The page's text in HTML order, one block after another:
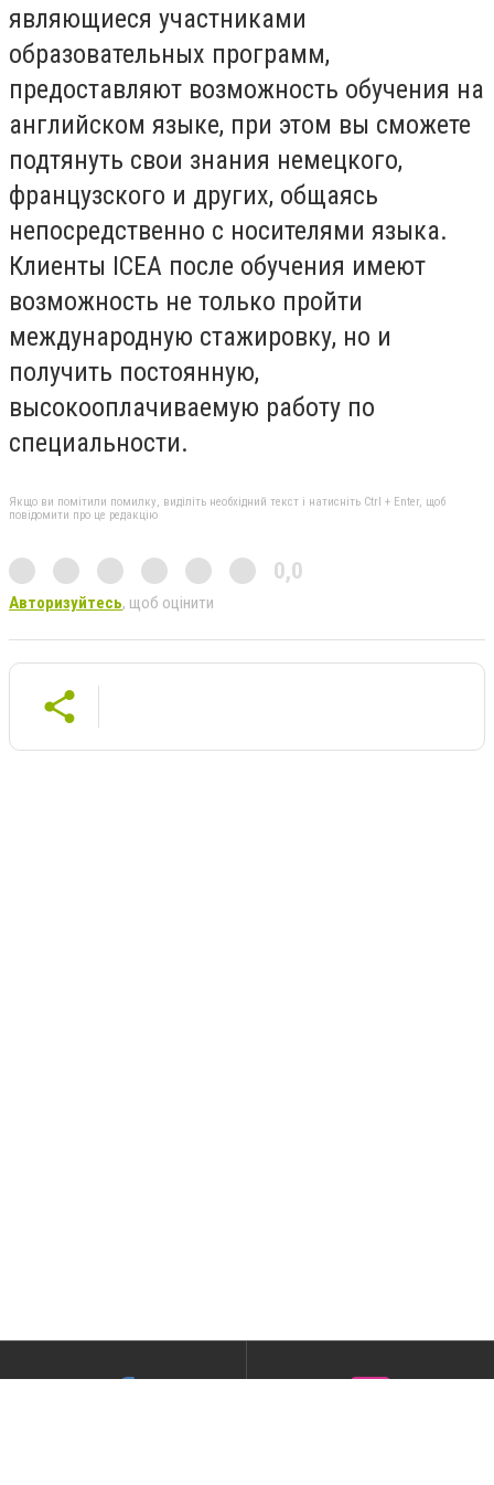
являющиеся участниками
образовательных программ,
предоставляют возможность обучения на
английском языке, при этом вы сможете
подтянуть свои знания немецкого,
французского и других, общаясь
непосредственно с носителями языка.
Клиенты ICEA после обучения имеют
возможность не только пройти
международную стажировку, но и
получить постоянную,
высокооплачиваемую работу по
специальности.
Якщо ви помітили помилку, виділіть необхідний текст і натисніть Ctrl + Enter, щоб
повідомити про це редакцію
0,0
Авторизуйтесь, щоб оцінити